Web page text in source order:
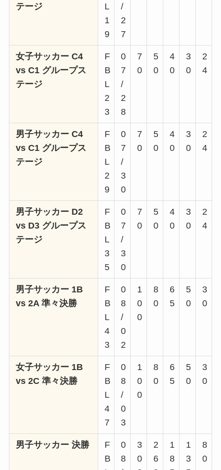
テージ
L
1
9
/
2
7
女子サッカー C4
vs C1 グループス
テージ
F
B
L
2
3
0
7
/
2
8
7
0
5
0
4
0
3
0
2
4
男子サッカー C4
vs C1 グループス
テージ
F
B
L
2
9
0
7
/
3
0
7
0
5
0
4
0
3
0
2
4
男子サッカー D2
vs D3 グループス
テージ
F
B
L
3
5
0
7
/
3
0
7
0
5
0
4
0
3
0
2
4
男子サッカー 1B
vs 2A 準々決勝
F
B
L
4
3
0
8
/
0
2
1
0
0
8
0
6
5
5
0
3
0
女子サッカー 1B
vs 2C 準々決勝
F
B
L
4
7
0
8
/
0
3
1
0
0
8
0
6
5
5
0
3
0
男子サッカー 決勝
F
B
0
8
3
0
2
6
1
8
1
3
8
0